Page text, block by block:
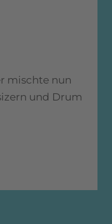
mischte nun
und Drum